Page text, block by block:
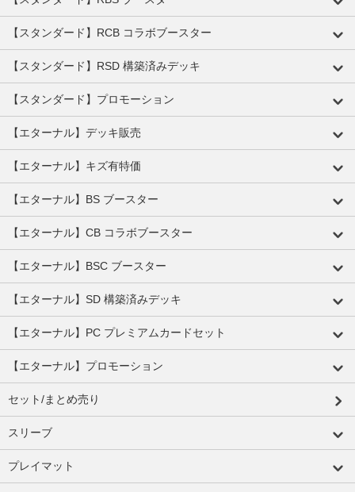
【スタンダード】RCB コラボブースター
【スタンダード】RSD 構築済みデッキ
【スタンダード】プロモーション
【エターナル】デッキ販売
【エターナル】キズ有特価
【エターナル】BS ブースター
【エターナル】CB コラボブースター
【エターナル】BSC ブースター
【エターナル】SD 構築済みデッキ
【エターナル】PC プレミアムカードセット
【エターナル】プロモーション
セット/まとめ売り
スリーブ
プレイマット